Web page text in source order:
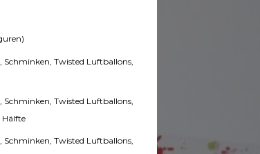
Twisted Luftballons,
Twisted Luftballons,
Hälfte
Twisted Luftballons,